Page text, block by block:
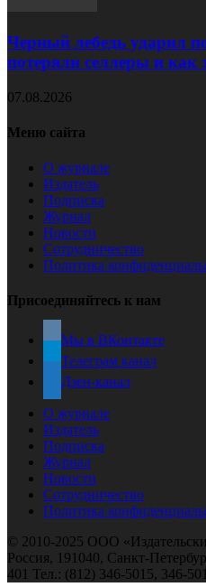
Черный лебедь ударил
потеряли селлеры и как
07.08.2026
Меню сайта
О журнале
Издатель
Подписка
Журнал
Новости
Сотрудничество
Политика
Присоединяйтесь к нам
Мы в ВКонтакте
Телеграм канал
Дзен-канал
О журнале
Издатель
Подписка
Журнал
Новости
Сотрудничество
Политика
© 2010-2025 ООО
Россия, 191040, Санкт-
401 Тел.: (812) 346-5015, 346-